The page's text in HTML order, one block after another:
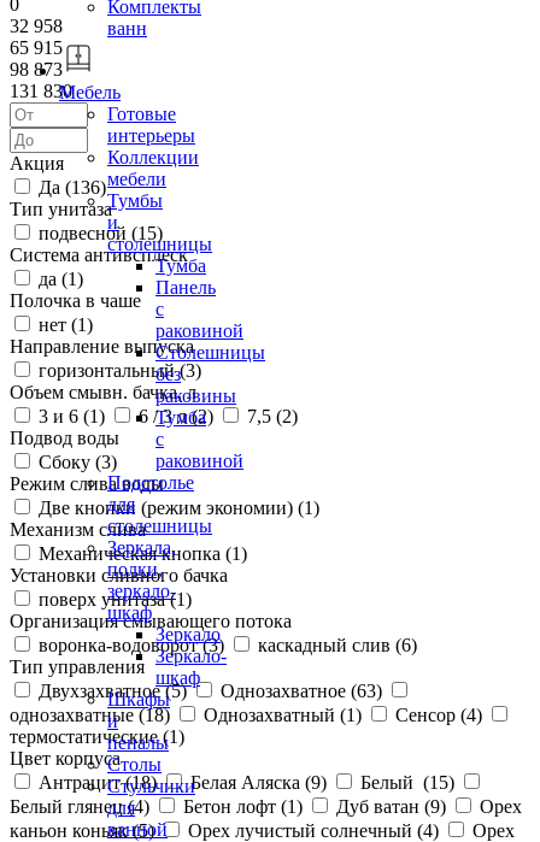
Комплекты
ванн
Мебель
Готовые
интерьеры
Коллекции
мебели
Тумбы
и
столешницы
Тумба
Панель
с
раковиной
Столешницы
без
раковины
Тумба
с
раковиной
Подстолье
для
столешницы
Зеркала,
полки,
зеркало-
шкаф
Зеркало
Зеркало-
шкаф
Шкафы
и
пеналы
Столы
Стульчики
для
ванной
32 958
65 915
98 873
131 830
Акция
Да (136)
Тип унитаза
подвесной (15)
Система антивсплеск
да (1)
Полочка в чаше
нет (1)
Направление выпуска
горизонтальный (3)
Объем смывн. бачка, л
3 и 6 (1) 6 / 3 л (2) 7,5 (2)
Подвод воды
Сбоку (3)
Режим слива воды
Две кнопки (режим экономии) (1)
Механизм слива
Механическая кнопка (1)
Установки сливного бачка
поверх унитаза (1)
Организация смывающего потока
воронка-водоворот (3) каскадный слив (6)
Тип управления
Двухзахватное (5) Однозахватное (63)
однозахватные (18) Однозахватный (1) Сенсор (4)
термостатические (1)
Цвет корпуса
Антрацит (18) Белая Аляска (9) Белый (15)
Белый глянец (4) Бетон лофт (1) Дуб ватан (9)
Орех
каньон коньяк (5) Орех лучистый солнечный (4)
Орех